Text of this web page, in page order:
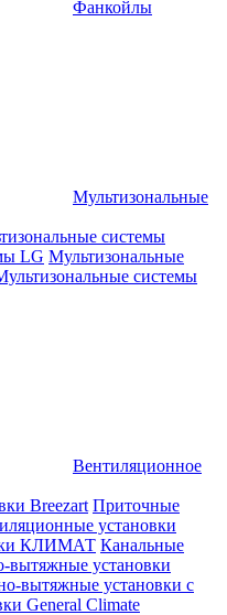
Фанкойлы
Мультизональные
системы
LG Мультизональные
системы
Вентиляционное
Breezart Приточные
установки
КЛИМАТ Канальные
вытяжные установки
вытяжные установки с
General Climate